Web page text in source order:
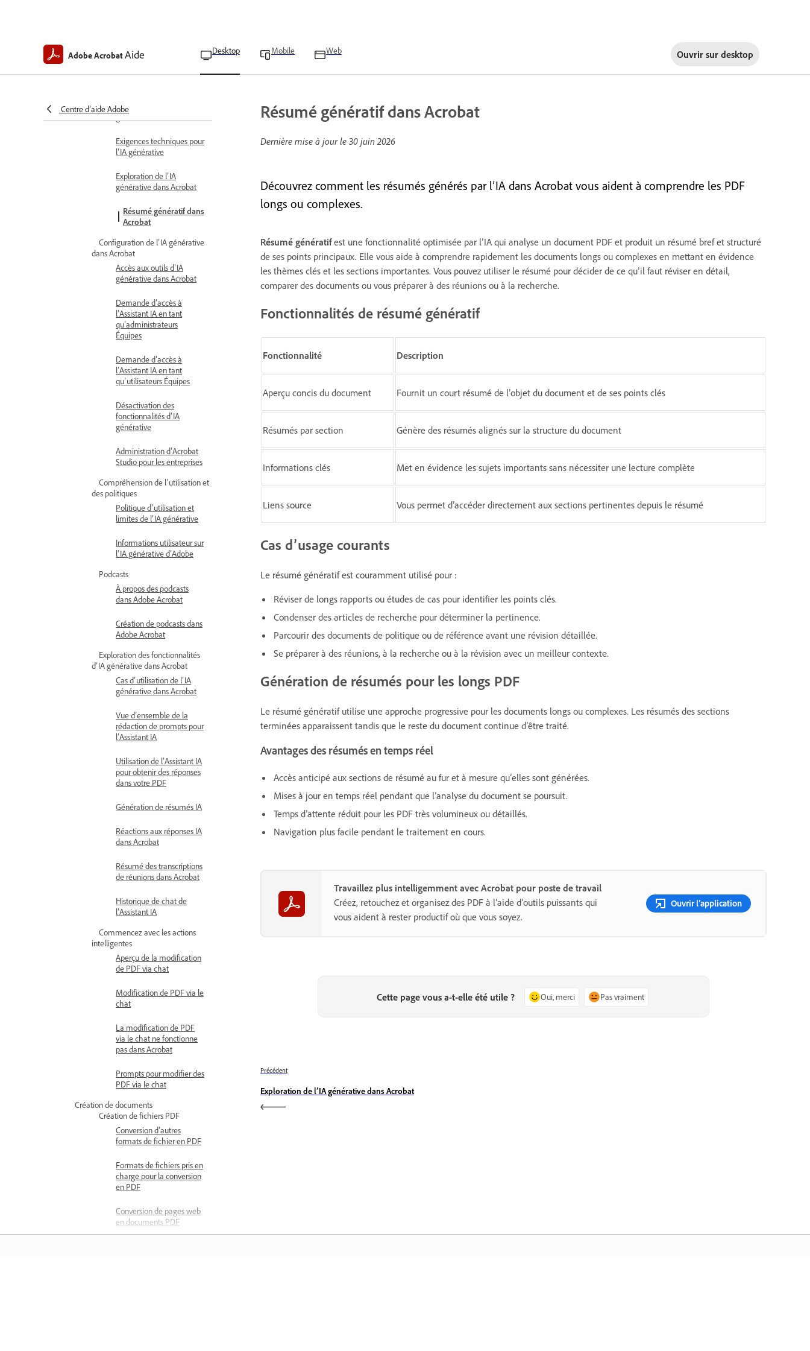
Adobe AcrobatAide Desktop Mobile Web Ouvrir sur desktop
Centre d’aide Adobe
Définition des préférences
de mise à jour d’Acrobat
Présentation de l’IA
générative
Exigences techniques pour
l’IA générative
Exploration de l’IA
générative dans Acrobat
Résumé génératif dans
Acrobat
Configuration de l’IA générative
dans Acrobat
Accès aux outils d’IA
générative dans Acrobat
Demande d’accès à
l’Assistant IA en tant
qu’administrateurs
Équipes
Demande d’accès à
l’Assistant IA en tant
qu’utilisateurs Équipes
Désactivation des
fonctionnalités d’IA
générative
Administration d’Acrobat
Studio pour les entreprises
Compréhension de l’utilisation et
des politiques
Politique d’utilisation et
limites de l’IA générative
Informations utilisateur sur
l’IA générative d’Adobe
Podcasts
À propos des podcasts
dans Adobe Acrobat
Création de podcasts dans
Adobe Acrobat
Exploration des fonctionnalités
d’IA générative dans Acrobat
Cas d’utilisation de l’IA
générative dans Acrobat
Vue d’ensemble de la
rédaction de prompts pour
l’Assistant IA
Utilisation de l’Assistant IA
pour obtenir des réponses
dans votre PDF
Génération de résumés IA
Réactions aux réponses IA
dans Acrobat
Résumé des transcriptions
de réunions dans Acrobat
Historique de chat de
l’Assistant IA
Commencez avec les actions
intelligentes
Aperçu de la modification
de PDF via chat
Modification de PDF via le
chat
La modification de PDF
via le chat ne fonctionne
pas dans Acrobat
Prompts pour modifier des
PDF via le chat
Création de documents
Création de fichiers PDF
Conversion d’autres
formats de fichier en PDF
Formats de fichiers pris en
charge pour la conversion
en PDF
Conversion de pages web
en documents PDF
Résumé génératif dans Acrobat
Dernière mise à jour le 30 juin 2026
Découvrez comment les résumés générés par l’IA dans Acrobat vous aident à comprendre les PDF
longs ou complexes.
Résumé génératifest une fonctionnalité optimisée par l’IA qui analyse un document PDF et produit un résumé bref et structuré
de ses points principaux. Elle vous aide à comprendre rapidement les documents longs ou complexes en mettant en évidence
les thèmes clés et les sections importantes. Vous pouvez utiliser le résumé pour décider de ce qu’il faut réviser en détail,
comparer des documents ou vous préparer à des réunions ou à la recherche.
Fonctionnalités de résumé génératif
Fonctionnalité Description
Aperçu concis du document Fournit un court résumé de l’objet du document et de ses points clés
Résumés par section Génère des résumés alignés sur la structure du document
Informations clés Met en évidence les sujets importants sans nécessiter une lecture complète
Liens source Vous permet d’accéder directement aux sections pertinentes depuis le résumé
Cas d’usage courants
Le résumé génératif est couramment utilisé pour :
Réviser de longs rapports ou études de cas pour identifier les points clés.
Condenser des articles de recherche pour déterminer la pertinence.
Parcourir des documents de politique ou de référence avant une révision détaillée.
Se préparer à des réunions, à la recherche ou à la révision avec un meilleur contexte.
Génération de résumés pour les longs PDF
Le résumé génératif utilise une approche progressive pour les documents longs ou complexes. Les résumés des sections
terminées apparaissent tandis que le reste du document continue d’être traité.
Avantages des résumés en temps réel
Accès anticipé aux sections de résumé au fur et à mesure qu’elles sont générées.
Mises à jour en temps réel pendant que l’analyse du document se poursuit.
Temps d’attente réduit pour les PDF très volumineux ou détaillés.
Navigation plus facile pendant le traitement en cours.
Travaillez plus intelligemment avec Acrobat pour poste de travail
Créez, retouchez et organisez des PDF à l’aide d’outils puissants qui
vous aident à rester productif où que vous soyez.
Ouvrir l’application
Cette page vous a-t-elle été utile ? Oui, merci Pas vraiment
Précédent
Exploration de l’IA générative dans Acrobat